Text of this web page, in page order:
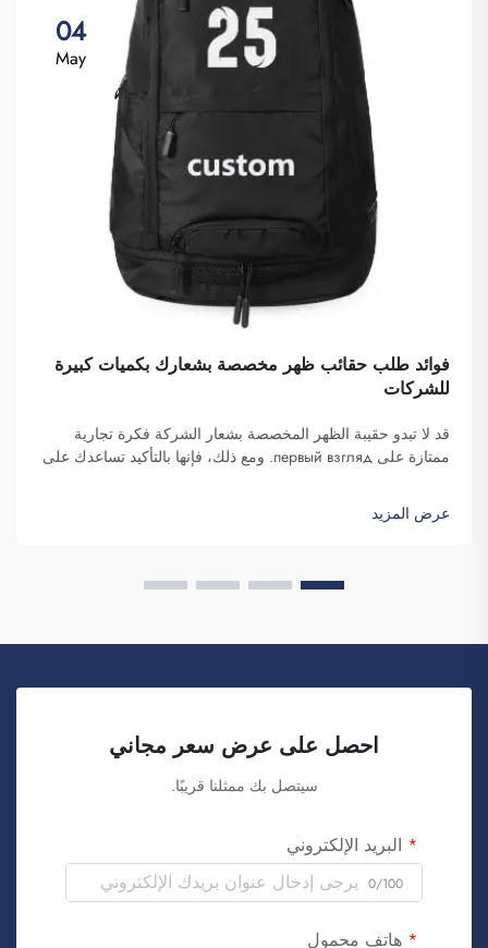
04
May
فوائد طلب حقائب ظهر مخصصة بشعارك بكميات كبيرة
للشركات
قد لا تبدو حقيبة الظهر المخصصة بشعار الشركة فكرة تجارية
ممتازة على первый взгляд. ومع ذلك، فإنها بالتأكيد تساعدك على
الحقائب بكميات كبيرة وتوفّرها لغرض تعزيز الوعي بالعلامة
التجارية. كما تعلمون، عندما...
عرض المزيد
احصل على عرض سعر مجاني
سيتصل بك ممثلنا قريبًا.
البريد الإلكتروني
0/100
هاتف محمول